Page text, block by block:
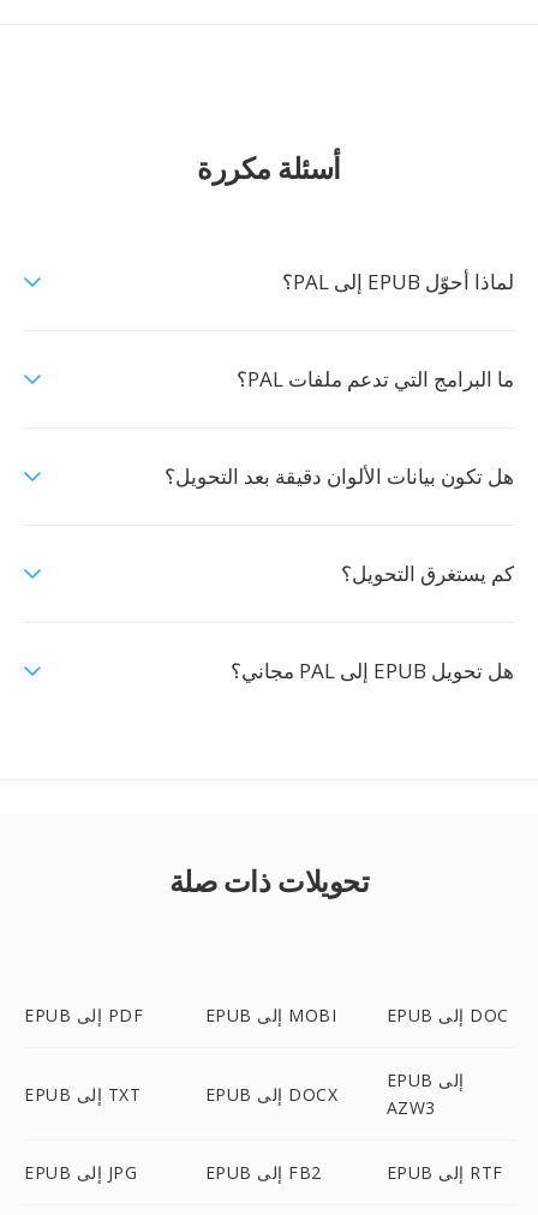
أسئلة مكررة
لماذا أحوّل EPUB إلى PAL؟
ما البرامج التي تدعم ملفات PAL؟
هل تكون بيانات الألوان دقيقة بعد التحويل؟
كم يستغرق التحويل؟
هل تحويل EPUB إلى PAL مجاني؟
تحويلات ذات صلة
EPUB إلى PDF EPUB إلى MOBI EPUB إلى DOC
EPUB إلى TXT EPUB إلى DOCX
EPUB إلى
AZW3
EPUB إلى JPG EPUB إلى FB2 EPUB إلى RTF